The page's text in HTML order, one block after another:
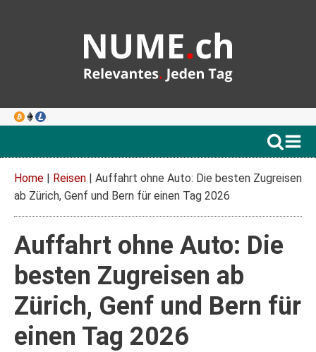
Home | Reisen | Auffahrt ohne Auto: Die besten Zugreisen
ab Zürich, Genf und Bern für einen Tag 2026
Auffahrt ohne Auto: Die
besten Zugreisen ab
Zürich, Genf und Bern für
einen Tag 2026